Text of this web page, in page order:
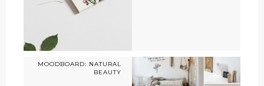
MOODBOARD: NATURAL
BEAUTY